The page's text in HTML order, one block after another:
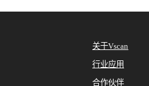
关于Vscan
行业应用
合作伙伴